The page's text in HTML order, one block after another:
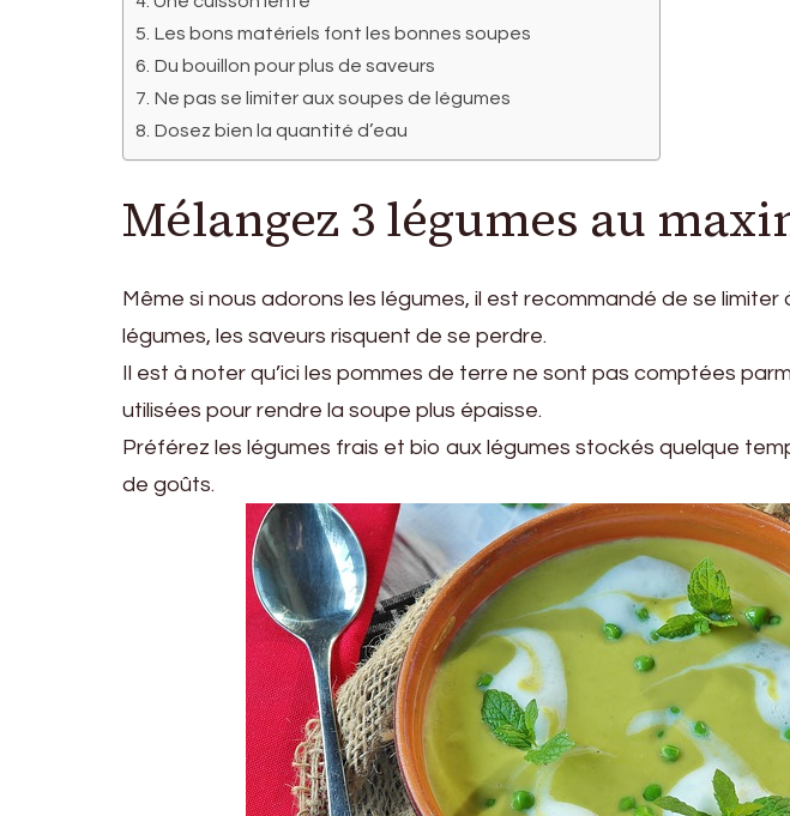
Les bons matériels font les bonnes soupes
Du bouillon pour plus de saveurs
Ne pas se limiter aux soupes de légumes
Dosez bien la quantité d’eau
Mélangez 3 légumes au
Même si nous adorons les légumes, il est recommandé de se
légumes, les saveurs risquent de se perdre.
Il est à noter qu’ici les pommes de terre ne sont pas comptées
utilisées pour rendre la soupe plus épaisse.
Préférez les légumes frais et bio aux légumes stockés quelque
de goûts.